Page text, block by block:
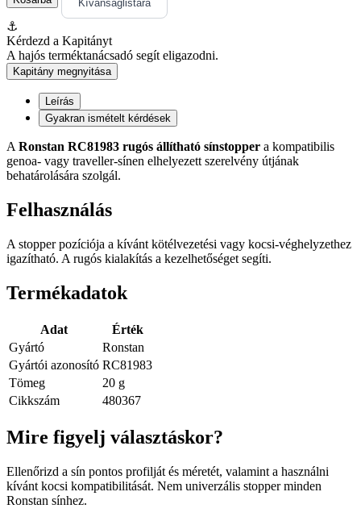
Kívánságlistára
⚓
Kérdezd a Kapitányt
A hajós terméktanácsadó segít eligazodni.
Kapitány megnyitása
Leírás
Gyakran ismételt kérdések
A Ronstan RC81983 rugós állítható sínstopper a kompatibilis
genoa- vagy traveller-sínen elhelyezett szerelvény útjának
behatárolására szolgál.
Felhasználás
A stopper pozíciója a kívánt kötélvezetési vagy kocsi-véghelyzethez
igazítható. A rugós kialakítás a kezelhetőséget segíti.
Termékadatok
Adat
Érték
Gyártó
Ronstan
Gyártói azonosító RC81983
Tömeg
20 g
Cikkszám
480367
Mire figyelj választáskor?
Ellenőrizd a sín pontos profilját és méretét, valamint a használni
kívánt kocsi kompatibilitását. Nem univerzális stopper minden
Ronstan sínhez.